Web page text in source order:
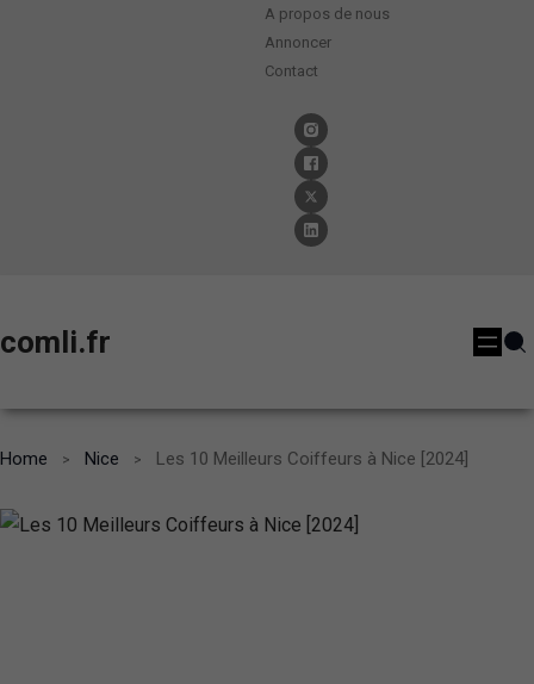
A propos de nous
Annoncer
Contact
comli.fr
Home Nice Les 10 Meilleurs Coiffeurs à Nice [2024]